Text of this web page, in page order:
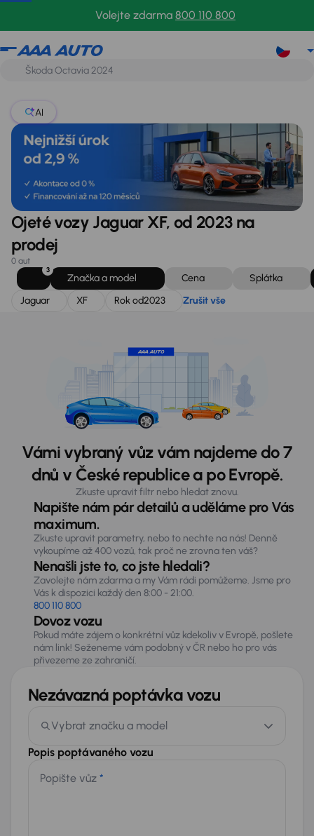
Volejte zdarma 800 110 800
Jaguar
AI
Ojeté vozy Jaguar XF, od 2023 na
prodej
0 aut
3
Značka a model Cena
Splátka
Jaguar
XF Rok od2023 Zrušit vše
Vámi vybraný vůz vám najdeme do 7
dnů v České republice a po Evropě.
Zkuste upravit filtr nebo hledat znovu.
Napište nám pár detailů a uděláme pro Vás
maximum.
Zkuste upravit parametry, nebo to nechte na nás! Denně
vykoupíme až 400 vozů, tak proč ne zrovna ten váš?
Nenašli jste to, co jste hledali?
Zavolejte nám zdarma a my Vám rádi pomůžeme. Jsme pro
Vás k dispozici každý den 8:00 - 21:00.
800 110 800
Dovoz vozu
Pokud máte zájem o konkrétní vůz kdekoliv v Evropě, pošlete
nám link! Seženeme vám podobný v ČR nebo ho pro vás
přivezeme ze zahraničí.
Nezávazná poptávka vozu
Vybrat značku a model
Popis poptávaného vozu
Popište vůz *